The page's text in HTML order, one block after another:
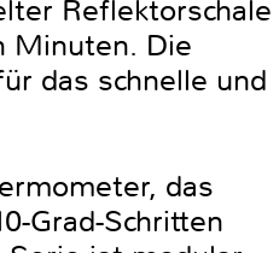
Reflektorschale
Minuten. Die
das schnelle und
das
Grad-Schritten